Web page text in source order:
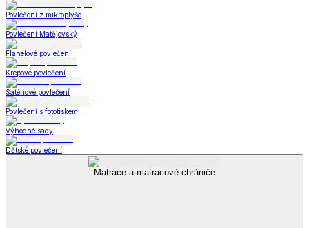
Povlečení z mikroplyše
Povlečení Matějovský
Flanelové povlečení
Krepové povlečení
Saténové povlečení
Povlečení s fototiskem
Výhodné sady
Dětské povlečení
Matrace a matracové chrániče